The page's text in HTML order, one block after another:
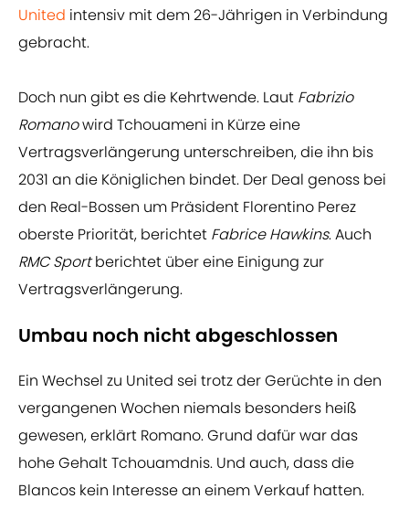
United intensiv mit dem 26-Jährigen in Verbindung
gebracht.
Doch nun gibt es die Kehrtwende. Laut Fabrizio
Romanowird Tchouameni in Kürze eine
Vertragsverlängerung unterschreiben, die ihn bis
2031 an die Königlichen bindet. Der Deal genoss bei
den Real-Bossen um Präsident Florentino Perez
oberste Priorität, berichtet Fabrice Hawkins. Auch
RMC Sportberichtet über eine Einigung zur
Vertragsverlängerung.
Umbau noch nicht abgeschlossen
Ein Wechsel zu United sei trotz der Gerüchte in den
vergangenen Wochen niemals besonders heiß
gewesen, erklärt Romano. Grund dafür war das
hohe Gehalt Tchouamdnis. Und auch, dass die
Blancos kein Interesse an einem Verkauf hatten.